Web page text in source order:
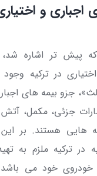
اجباری و
که پیش تر اشاره
در ترکیه وجود
جزو بیمه های
جزئی، مکمل،
هایی هستند. بر
در ترکیه ملزم به
خودروی خود می باشد